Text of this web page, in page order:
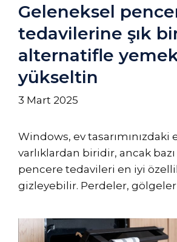
Geleneksel
tedavilerine şık
alternatifle yemek
yükseltin
3 Mart 2025
Windows, ev tasarımınızdaki
varlıklardan biridir, ancak
pencere tedavileri en iyi
gizleyebilir. Perdeler,